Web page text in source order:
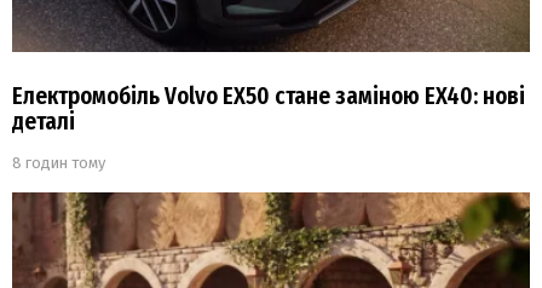
Електромобіль Volvo EX50 стане заміною EX40: нові
деталі
8 годин тому